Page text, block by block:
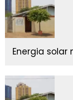
Energia solar